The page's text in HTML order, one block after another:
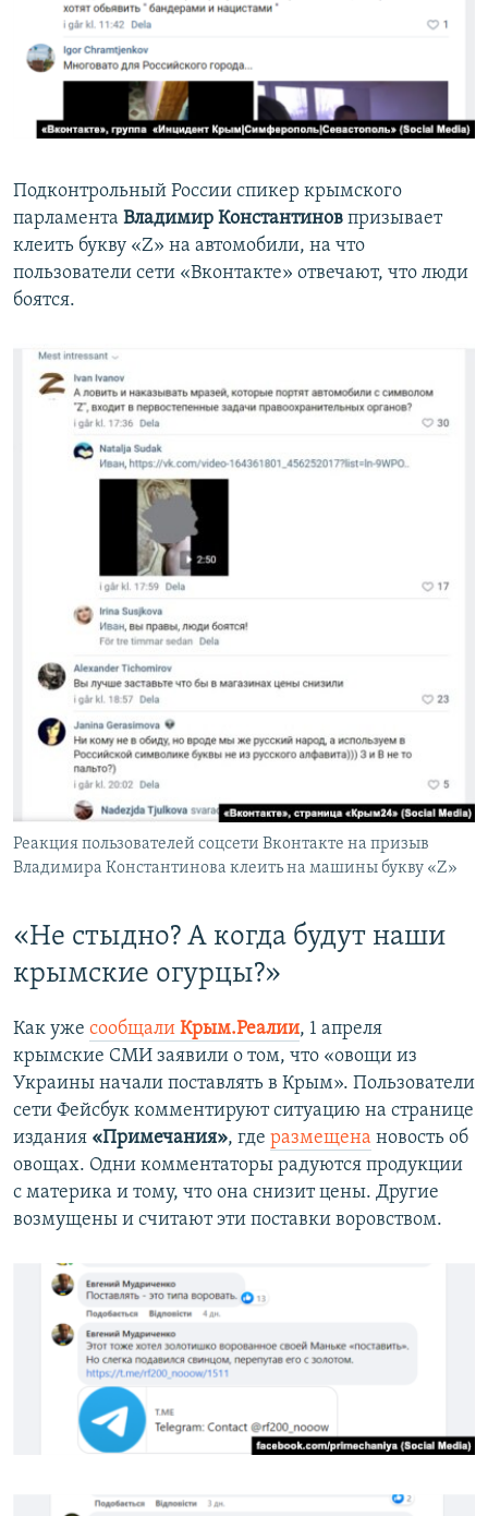
Подконтрольный России спикер крымского
парламента Владимир Константинов призывает
клеить букву «Z» на автомобили, на что
пользователи сети «Вконтакте» отвечают, что люди
боятся.
Реакция пользователей соцсети Вконтакте на призыв
Владимира Константинова клеить на машины букву «Z»
«Не стыдно? А когда будут наши
крымские огурцы?»
Как уже сообщали Крым.Реалии, 1 апреля
крымские СМИ заявили о том, что «овощи из
Украины начали поставлять в Крым». Пользователи
сети Фейсбук комментируют ситуацию на странице
издания «Примечания», где размещена новость об
овощах. Одни комментаторы радуются продукции
с материка и тому, что она снизит цены. Другие
возмущены и считают эти поставки воровством.